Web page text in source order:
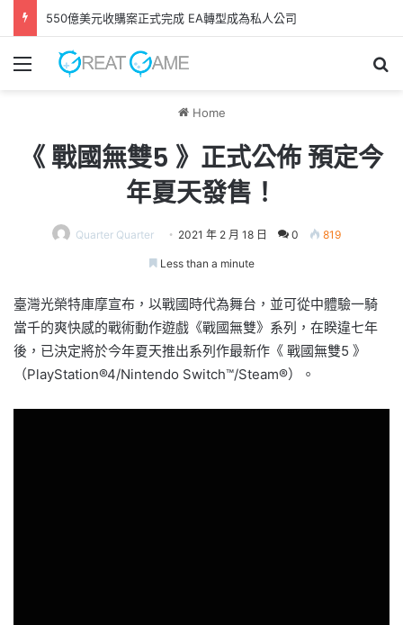
550億美元收購案正式完成 EA轉型成為私人公司
Menu
Home
《 戰國無雙5 》正式公佈 預定今
年夏天發售！
Quarter Quarter 2021 年 2 月 18 日 0 819
Less than a minute
臺灣光榮特庫摩宣布，以戰國時代為舞台，並可從中體驗一騎
當千的爽快感的戰術動作遊戲《戰國無雙》系列，在睽違七年
後，已決定將於今年夏天推出系列作最新作《 戰國無雙5 》
（PlayStation®4/Nintendo Switch™/Steam®）。